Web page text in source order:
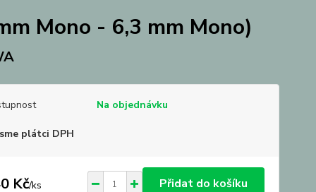
Mono - 6,3 mm Mono)
Na objednávku
plátci DPH
Kč/ks Přidat do košíku